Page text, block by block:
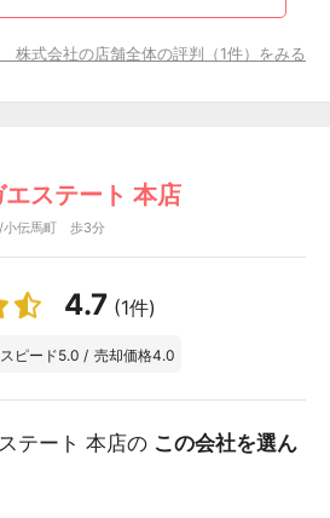
株式会社の店舗全体の評判（1件）をみる
ステート 本店
/小伝馬町 歩3分
4.7 (1件)
ピード5.0 / 売却価格4.0
テート 本店の この会社を選ん